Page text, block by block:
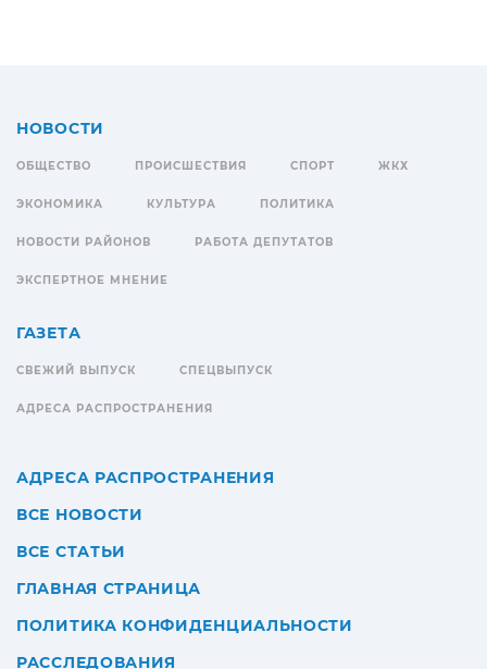
НОВОСТИ
ОБЩЕСТВО ПРОИСШЕСТВИЯ СПОРТ ЖКХ
ЭКОНОМИКА КУЛЬТУРА ПОЛИТИКА
НОВОСТИ РАЙОНОВ РАБОТА ДЕПУТАТОВ
ЭКСПЕРТНОЕ МНЕНИЕ
ГАЗЕТА
СВЕЖИЙ ВЫПУСК СПЕЦВЫПУСК
АДРЕСА РАСПРОСТРАНЕНИЯ
АДРЕСА РАСПРОСТРАНЕНИЯ
ВСЕ НОВОСТИ
ВСЕ СТАТЬИ
ГЛАВНАЯ СТРАНИЦА
ПОЛИТИКА КОНФИДЕНЦИАЛЬНОСТИ
РАССЛЕДОВАНИЯ